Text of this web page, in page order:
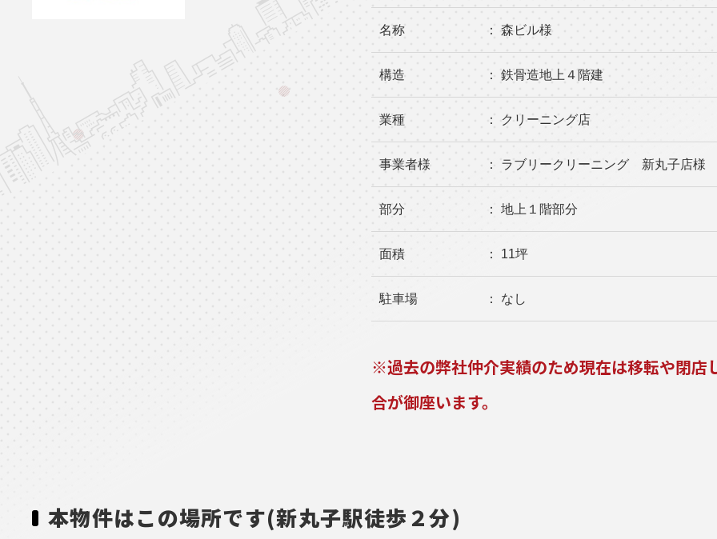
名称 ： 森ビル様
構造 ： 鉄骨造地上４階建
業種 ： クリーニング店
事業者様 ： ラブリークリーニング 新丸子店様
部分 ： 地上１階部分
面積 ： 11坪
駐車場 ： なし
※過去の弊社仲介実績のため現在は移転や閉店
合が御座います。
本物件はこの場所です(新丸子駅徒歩２分)